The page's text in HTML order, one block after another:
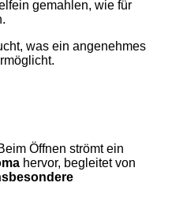
gemahlen, wie für
was ein angenehmes
Öffnen strömt ein
hervor, begleitet von